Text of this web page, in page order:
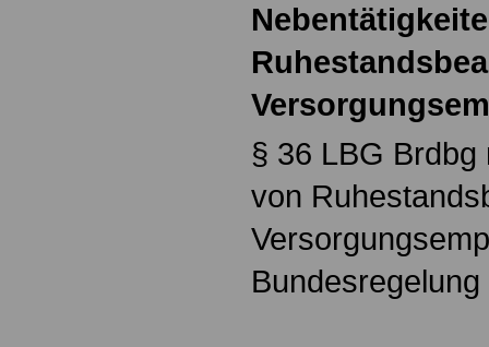
§ 36 LBG Brdbg
von